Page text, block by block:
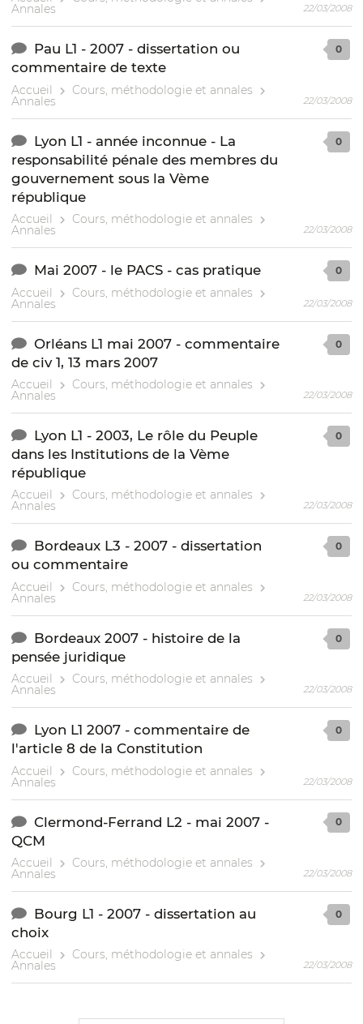
Annales 22/03/2008
Pau L1 - 2007 - dissertation ou
commentaire de texte
Accueil Cours, méthodologie et annales
Annales
0
22/03/2008
Lyon L1 - année inconnue - La
responsabilité pénale des membres du
gouvernement sous la Vème
république
Accueil Cours, méthodologie et annales
Annales
0
22/03/2008
Mai 2007 - le PACS - cas pratique
Accueil Cours, méthodologie et annales
Annales
0
22/03/2008
Orléans L1 mai 2007 - commentaire
de civ 1, 13 mars 2007
Accueil Cours, méthodologie et annales
Annales
0
22/03/2008
Lyon L1 - 2003, Le rôle du Peuple
dans les Institutions de la Vème
république
Accueil Cours, méthodologie et annales
Annales
0
22/03/2008
Bordeaux L3 - 2007 - dissertation
ou commentaire
Accueil Cours, méthodologie et annales
Annales
0
22/03/2008
Bordeaux 2007 - histoire de la
pensée juridique
Accueil Cours, méthodologie et annales
Annales
0
22/03/2008
Lyon L1 2007 - commentaire de
l'article 8 de la Constitution
Accueil Cours, méthodologie et annales
Annales
0
22/03/2008
Clermond-Ferrand L2 - mai 2007 -
QCM
Accueil Cours, méthodologie et annales
Annales
0
22/03/2008
Bourg L1 - 2007 - dissertation au
choix
Accueil Cours, méthodologie et annales
Annales
0
22/03/2008